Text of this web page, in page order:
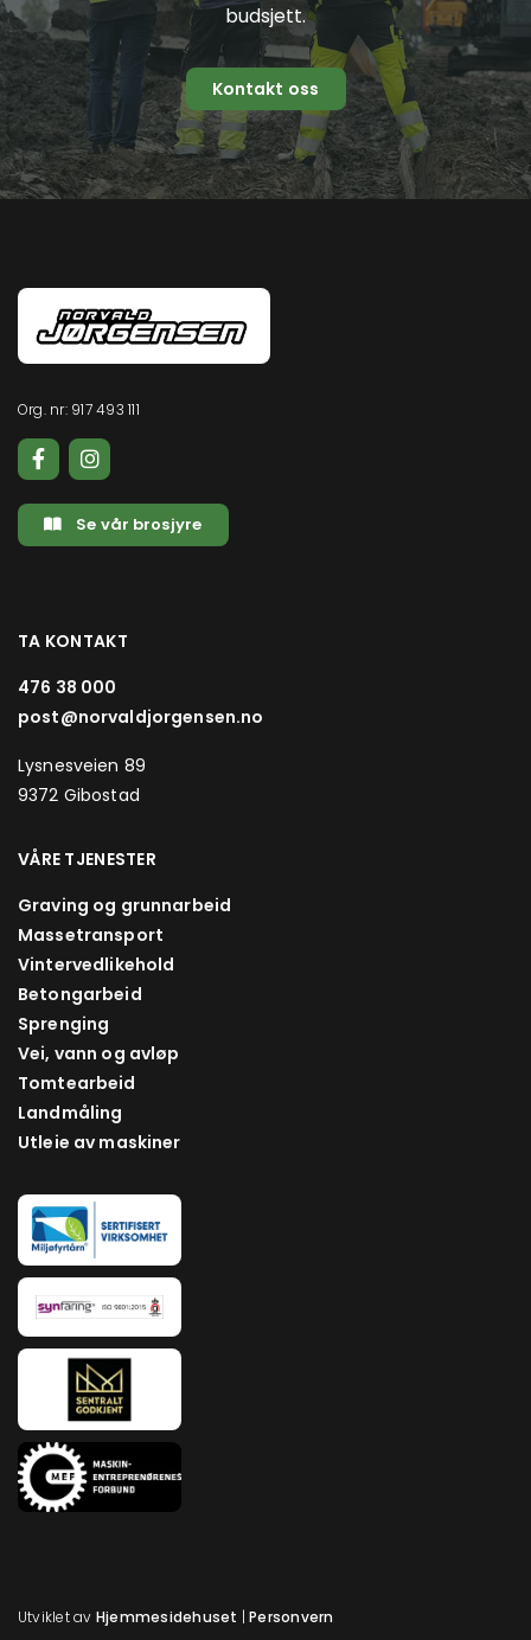
budsjett.
Kontakt oss
Org. nr: 917 493 111
Se vår brosjyre
TA KONTAKT
476 38 000
post@norvaldjorgensen.no
Lysnesveien 89
9372 Gibostad
VÅRE TJENESTER
Graving og grunnarbeid
Massetransport
Vintervedlikehold
Betongarbeid
Sprenging
Vei, vann og avløp
Tomtearbeid
Landmåling
Utleie av maskiner
Utviklet av Hjemmesidehuset |Personvern